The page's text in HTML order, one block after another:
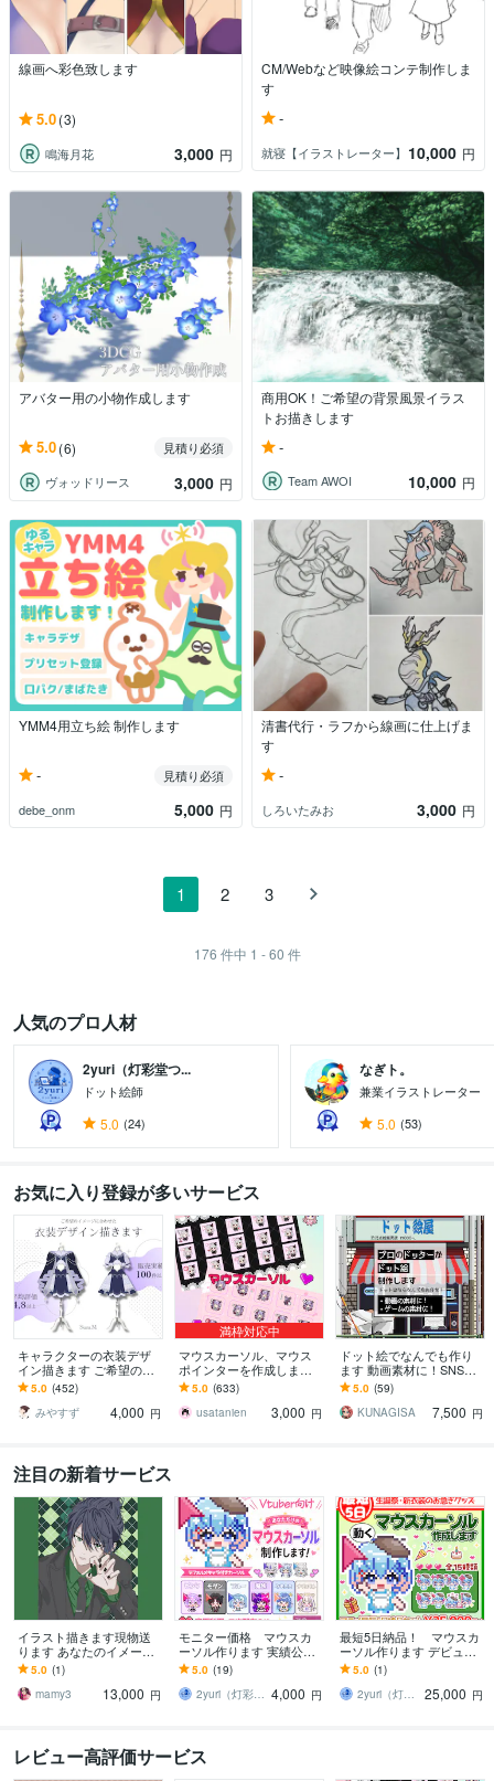
線画へ彩色致します
5.0(3)
鳴海月花 3,000 円
CM/Webなど映像絵コンテ制作しま
す
-
就寝【イラストレーター】 10,000 円
アバター用の小物作成します
5.0(6)
見積り必須
ヴォッドリース
3,000 円
商用OK！ご希望の背景風景イラス
トお描きします
-
Team AWOI 10,000 円
YMM4用立ち絵 制作します
-
見積り必須
debe_onm
5,000 円
清書代行・ラフから線画に仕上げま
す
-
しろいたみお 3,000 円
1 2 3
176 件中 1 - 60 件
人気のプロ人材
2yuri（灯彩堂つ...
ドット絵師
5.0 (24)
なぎト。
兼業イラストレーター
5.0 (53)
お気に入り登録が多いサービス
キャラクターの衣装デザ
イン描きます ご希望のイ
メージに合わせた衣装デ
ザインを提案します！
5.0 (452)
みやすず
4,000 円
満枠対応中
マウスカーソル、マウス
ポインターを作成します
Vtuber様のマウスポイン
ター、マウスカーソル作
成
5.0 (633)
usatanien
3,000 円
ドット絵でなんでも作り
ます 動画素材に！SNS
に！ゲームに！ドット絵
はいかがですか？
5.0 (59)
KUNAGISA
7,500 円
注目の新着サービス
イラスト描きます現物送
ります あなたのイメージ
を形にします思うままに
お伝えください
5.0 (1)
mamy3
13,000 円
モニター価格 マウスカ
ーソル作ります 実績公開
にご協力いただける方だ
けの特別価格
5.0 (19)
2yuri（灯彩堂つゆり） 4,000 円
最短5日納品！ マウスカ
ーソル作ります デビュ
ー・生誕祭・新衣装のデ
ジタルグッズに！お急ぎ
の方向け
5.0 (1)
2yuri（灯彩堂つゆり）
25,000 円
レビュー高評価サービス